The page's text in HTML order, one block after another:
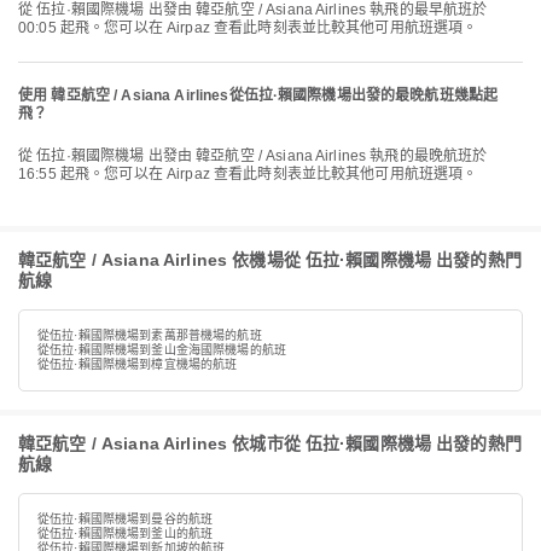
從 伍拉·賴國際機場 出發由 韓亞航空 / Asiana Airlines 執飛的最早航班於
00:05 起飛。您可以在 Airpaz 查看此時刻表並比較其他可用航班選項。
使用 韓亞航空 / Asiana Airlines從伍拉·賴國際機場出發的最晚航班幾點起
飛？
從 伍拉·賴國際機場 出發由 韓亞航空 / Asiana Airlines 執飛的最晚航班於
16:55 起飛。您可以在 Airpaz 查看此時刻表並比較其他可用航班選項。
韓亞航空 / Asiana Airlines 依機場從 伍拉·賴國際機場 出發的熱門
航線
從伍拉·賴國際機場到素萬那普機場的航班
從伍拉·賴國際機場到釜山金海國際機場的航班
從伍拉·賴國際機場到樟宜機場的航班
韓亞航空 / Asiana Airlines 依城市從 伍拉·賴國際機場 出發的熱門
航線
從伍拉·賴國際機場到曼谷的航班
從伍拉·賴國際機場到釜山的航班
從伍拉·賴國際機場到新加坡的航班